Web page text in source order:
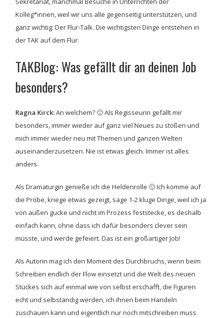
Kolleg*innen, weil wir uns alle gegenseitig unterstützen, und
ganz wichtig: Der Flur-Talk. Die wichtigsten Dinge entstehen in
der TAK auf dem Flur.
TAKBlog: Was gefällt dir an deinen Job
besonders?
Ragna Kirck:An welchem? 🙂 Als Regisseurin gefällt mir
besonders, immer wieder auf ganz viel Neues zu stoßen und
mich immer wieder neu mit Themen und ganzen Welten
auseinanderzusetzen. Nie ist etwas gleich. Immer ist alles
anders.
Als Dramaturgin genieße ich die Heldenrolle 🙂 Ich komme auf
die Probe, kriege etwas gezeigt, sage 1-2 kluge Dinge, weil ich ja
von außen gucke und nicht im Prozess feststecke, es deshalb
einfach kann, ohne dass ich dafür besonders clever sein
müsste, und werde gefeiert. Das ist ein großartiger Job!
Als Autorin mag ich den Moment des Durchbruchs, wenn beim
Schreiben endlich der Flow einsetzt und die Welt des neuen
Stückes sich auf einmal wie von selbst erschafft, die Figuren
echt und selbständig werden, ich ihnen beim Handeln
zuschauen kann und eigentlich nur noch mitschreiben muss.